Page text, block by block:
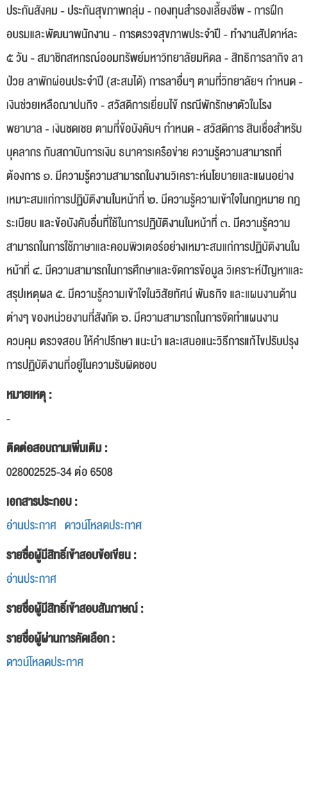
ประกันสังคม - ประกันสุขภาพกลุ่ม - กองทุนสำรองเลี้ยงชีพ - การฝึก
อบรมและพัฒนาพนักงาน - การตรวจสุขภาพประจำปี - ทำงานสัปดาห์ละ
๕ วัน - สมาชิกสหกรณ์ออมทรัพย์มหาวิทยาลัยมหิดล - สิทธิการลากิจ ลา
ป่วย ลาพักผ่อนประจำปี (สะสมได้) การลาอื่นๆ ตามที่วิทยาลัยฯ กำหนด -
เงินช่วยเหลือฌาปนกิจ - สวัสดิการเยี่ยมไข้ กรณีพักรักษาตัวในโรง
พยาบาล - เงินชดเชย ตามที่ข้อบังคับฯ กำหนด - สวัสดิการ สินเชื่อสำหรับ
บุคลากร กับสถาบันการเงิน ธนาคารเครือข่าย ความรู้ความสามารถที่
ต้องการ ๑. มีความรู้ความสามารถในงานวิเคราะห์นโยบายและแผนอย่าง
เหมาะสมแก่การปฏิบัติงานในหน้าที่ ๒. มีความรู้ความเข้าใจในกฎหมาย กฎ
ระเบียบ และข้อบังคับอื่นที่ใช้ในการปฏิบัติงานในหน้าที่ ๓. มีความรู้ความ
สามารถในการใช้ภาษาและคอมพิวเตอร์อย่างเหมาะสมแก่การปฏิบัติงานใน
หน้าที่ ๔. มีความสามารถในการศึกษาและจัดการข้อมูล วิเคราะห์ปัญหาและ
สรุปเหตุผล ๕. มีความรู้ความเข้าใจในวิสัยทัศน์ พันธกิจ และแผนงานด้าน
ต่างๆ ของหน่วยงานที่สังกัด ๖. มีความสามารถในการจัดทำแผนงาน
ควบคุม ตรวจสอบ ให้คำปรึกษา แนะนำ และเสนอแนะวิธีการแก้ไขปรับปรุง
การปฏิบัติงานที่อยู่ในความรับผิดชอบ
หมายเหตุ :
-
ติดต่อสอบถามเพิ่มเติม :
028002525-34 ต่อ 6508
เอกสารประกอบ :
อ่านประกาศ ดาวน์โหลดประกาศ
รายชื่อผู้มีสิทธิ์เข้าสอบข้อเขียน :
อ่านประกาศ
รายชื่อผู้มีสิทธิ์เข้าสอบสัมภาษณ์ :
รายชื่อผู้ผ่านการคัดเลือก :
ดาวน์โหลดประกาศ